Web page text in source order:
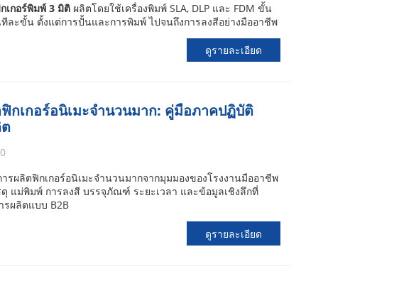
เกอร์พิมพ์ 3 มิติ ผลิตโดยใช้เครื่องพิมพ์ SLA, DLP และ FDM ขั้น
ละขั้น ตั้งแต่การปั้นและการพิมพ์ ไปจนถึงการลงสีอย่างมืออาชีพ
ดูรายละเอียด
กเกอร์อนิเมะจำนวนมาก: คู่มือภาคปฏิบัติ
รผลิตฟิกเกอร์อนิเมะจำนวนมากจากมุมมองของโรงงานมืออาชีพ
แม่พิมพ์ การลงสี บรรจุภัณฑ์ ระยะเวลา และข้อมูลเชิงลึกที่
ผลิตแบบ B2B
ดูรายละเอียด